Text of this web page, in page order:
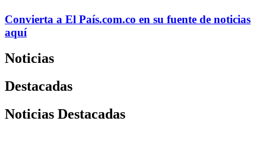
Convierta a El País.com.co en su fuente de noticias
aquí
Noticias
Destacadas
Noticias Destacadas